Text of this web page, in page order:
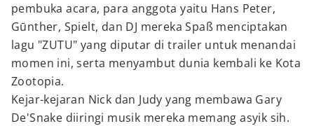
pembuka acara, para anggota yaitu Hans Peter,
Gūnther, Spielt, dan DJ mereka Spaß menciptakan
lagu "ZUTU" yang diputar di trailer untuk menandai
momen ini, serta menyambut dunia kembali ke Kota
Zootopia.
Kejar-kejaran Nick dan Judy yang membawa Gary
De'Snake diiringi musik mereka memang asyik sih.